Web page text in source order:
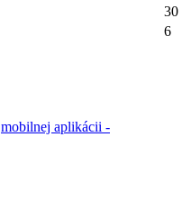
30
6
mobilnej aplikácii -